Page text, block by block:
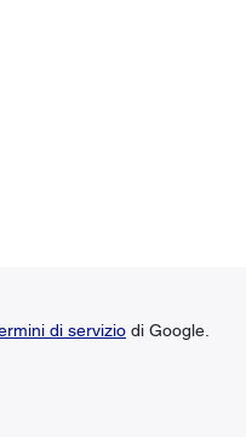
di servizio di Google.